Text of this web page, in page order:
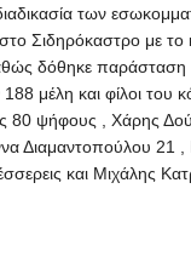
των
Σιδηρόκαστρο με το
δόθηκε παράσταση
μέλη και φίλοι του
80 ψήφους , Χάρης
Διαμαντοπούλου 21 ,
και Μιχάλης